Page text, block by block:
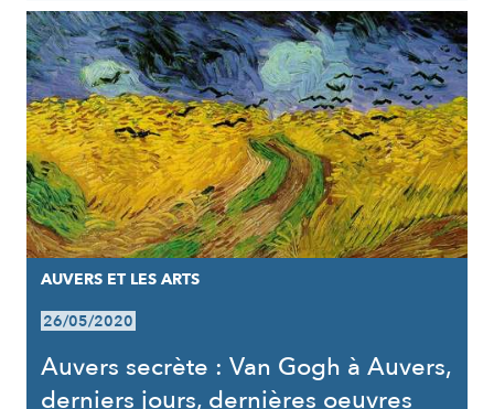
AUVERS ET LES ARTS
26/05/2020
Auvers secrète : Van Gogh à Auvers,
derniers jours, dernières oeuvres